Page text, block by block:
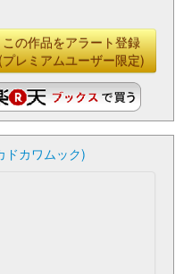
この作品をアラート登録
レミアムユーザー限定)
ドカワムック)